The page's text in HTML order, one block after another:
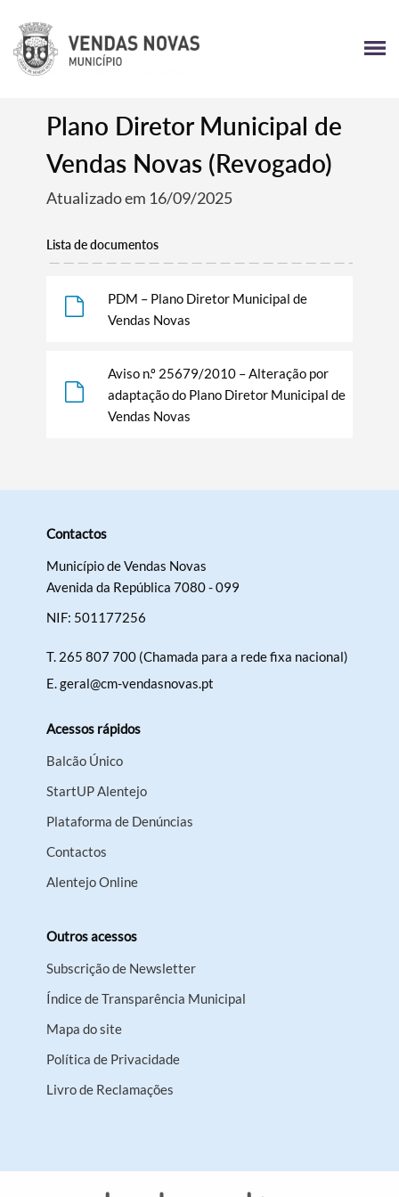
Categorias gerais
Plano Diretor Municipal de
Vendas Novas (Revogado)
Atualizado em 16/09/2025
Lista de documentos
PDM – Plano Diretor Municipal de
Vendas Novas
Aviso n.º 25679/2010 – Alteração por
adaptação do Plano Diretor Municipal de
Vendas Novas
Contactos
Município de Vendas Novas
Avenida da República 7080 - 099
NIF: 501177256
T. 265 807 700 (Chamada para a rede fixa nacional)
E.geral@cm-vendasnovas.pt
Acessos rápidos
Balcão Único
StartUP Alentejo
Plataforma de Denúncias
Contactos
Alentejo Online
Outros acessos
Subscrição de Newsletter
Índice de Transparência Municipal
Mapa do site
Política de Privacidade
Livro de Reclamações